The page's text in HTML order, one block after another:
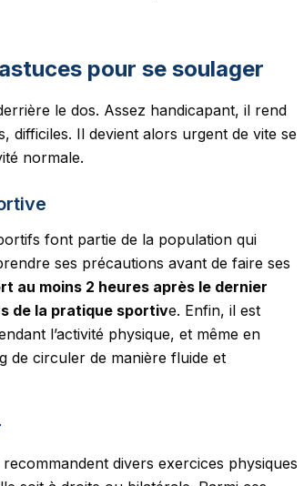
pour se soulager
le dos. Assez handicapant, il rend
difficiles. Il devient alors urgent de vite se
normale.
font partie de la population qui
ses précautions avant de faire ses
au moins 2 heures après le dernier
de la pratique sportive. Enfin, il est
l’activité physique, et même en
de circuler de manière fluide et
divers exercices physiques